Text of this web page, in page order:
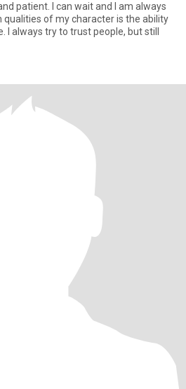
patient. I can wait and I am always
of my character is the ability
I always try to trust people, but still